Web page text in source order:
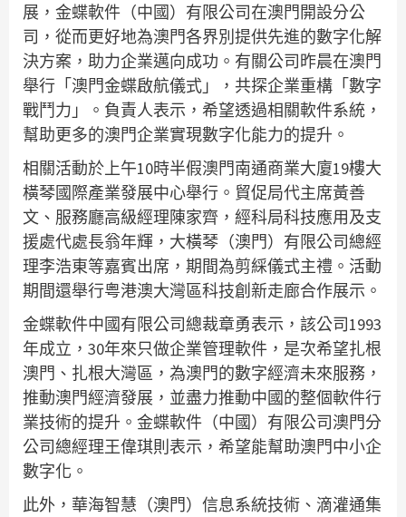
展，金蝶軟件（中國）有限公司在澳門開設分公
司，從而更好地為澳門各界別提供先進的數字化解
決方案，助力企業邁向成功。有關公司昨晨在澳門
舉行「澳門金蝶啟航儀式」，共探企業重構「數字
戰鬥力」。負責人表示，希望透過相關軟件系統，
幫助更多的澳門企業實現數字化能力的提升。
相關活動於上午10時半假澳門南通商業大廈19樓大
橫琴國際產業發展中心舉行。貿促局代主席黃善
文、服務廳高級經理陳家齊，經科局科技應用及支
援處代處長翁年輝，大橫琴（澳門）有限公司總經
理李浩東等嘉賓出席，期間為剪綵儀式主禮。活動
期間還舉行粤港澳大灣區科技創新走廊合作展示。
金蝶軟件中國有限公司總裁章勇表示，該公司1993
年成立，30年來只做企業管理軟件，是次希望扎根
澳門、扎根大灣區，為澳門的數字經濟未來服務，
推動澳門經濟發展，並盡力推動中國的整個軟件行
業技術的提升。金蝶軟件（中國）有限公司澳門分
公司總經理王偉琪則表示，希望能幫助澳門中小企
數字化。
此外，華海智慧（澳門）信息系統技術、滴灌通集